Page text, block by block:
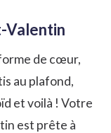
Valentin
de cœur,
au plafond,
et voilà ! Votre
est prête à